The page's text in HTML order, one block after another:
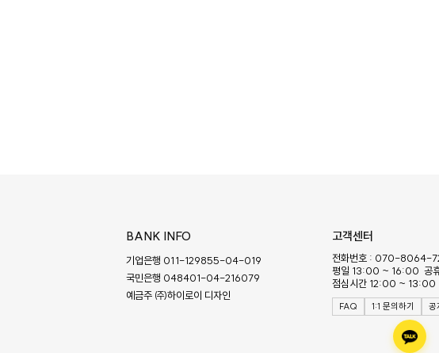
BANK INFO
기업은행 011-129855-04-019
국민은행 048401-04-216079
예금주 ㈜하이로이 디자인
고객센터
전화번호 : 070-8064-
평일 13:00 ~ 16:00 공
점심시간 12:00 ~ 13:00
FAQ 1:1 문의하기 공